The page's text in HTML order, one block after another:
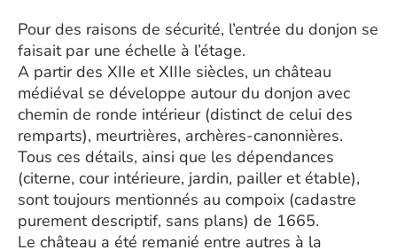
Pour des raisons de sécurité, l’entrée du donjon se
faisait par une échelle à l’étage.
A partir des XIIe et XIIIe siècles, un château
médiéval se développe autour du donjon avec
chemin de ronde intérieur (distinct de celui des
remparts), meurtrières, archères-canonnières.
Tous ces détails, ainsi que les dépendances
(citerne, cour intérieure, jardin, pailler et étable),
sont toujours mentionnés au compoix (cadastre
purement descriptif, sans plans) de 1665.
Le château a été remanié entre autres à la